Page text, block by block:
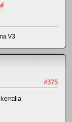
V3
#375